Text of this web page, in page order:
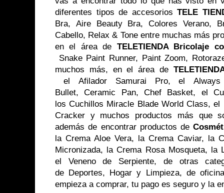
diferentes tipos de accesoriosTELE
Bra, Aire Beauty Bra, Colores Verano,
Cabello, Relax & Tone entre muchas más
en el área de TELETIENDA Bricolaje
Snake Paint Runner, Paint Zoom,
muchos más, en el área de
el Afilador Samurai Pro, el
Bullet, Ceramic Pan, Chef Basket, el
los Cuchillos Miracle Blade World Class,
Cracker y muchos productos más que
además de encontrar productos de
la Crema Aloe Vera, la Crema Caviar, la
Micronizada, la Crema Rosa Mosqueta,
el Veneno de Serpiente, de otras
de Deportes, Hogar y Limpieza, de
empieza a comprar, tu pago es seguro y la